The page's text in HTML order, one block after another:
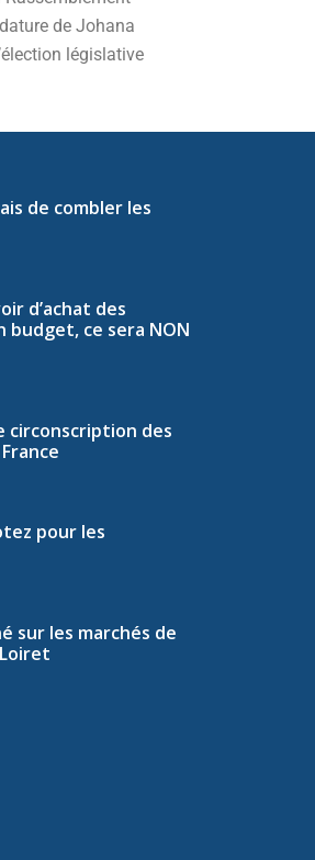
de Johana
législative
de combler les
d’achat des
budget, ce sera NON
circonscription des
pour les
sur les marchés de